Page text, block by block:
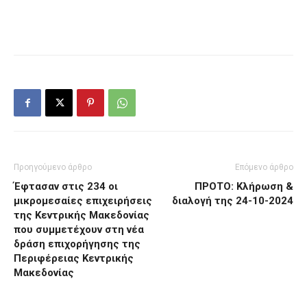
Προηγούμενο άρθρο
Έφτασαν στις 234 οι
μικρομεσαίες επιχειρήσεις
της Κεντρικής Μακεδονίας
που συμμετέχουν στη νέα
δράση επιχορήγησης της
Περιφέρειας Κεντρικής
Μακεδονίας
Επόμενο άρθρο
ΠΡΟΤΟ: Κλήρωση &
διαλογή της 24-10-2024